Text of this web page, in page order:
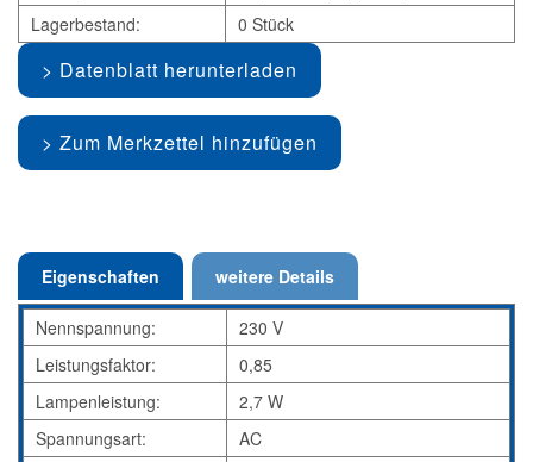
Lagerbestand:
0 Stück
Datenblatt herunterladen
Zum Merkzettel hinzufügen
Eigenschaften weitere Details
Nennspannung:
230 V
Leistungsfaktor:
0,85
Lampenleistung:
2,7 W
Spannungsart:
AC